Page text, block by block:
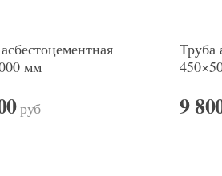
мм
руб
Труба
9